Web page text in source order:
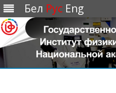
Бел Рус Eng